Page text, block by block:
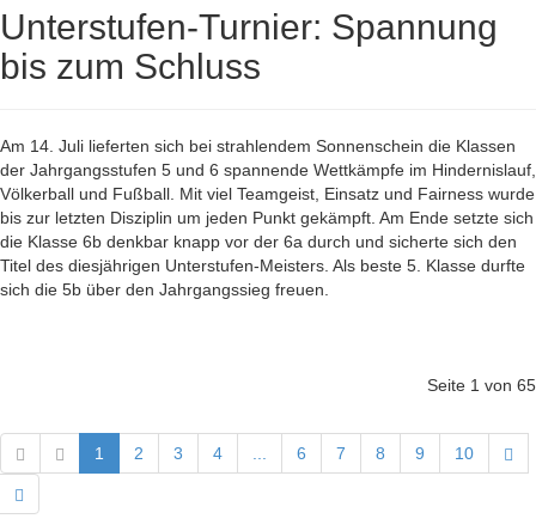
Unterstufen-Turnier: Spannung
bis zum Schluss
Am 14. Juli lieferten sich bei strahlendem Sonnenschein die Klassen
der Jahrgangsstufen 5 und 6 spannende Wettkämpfe im Hindernislauf,
Völkerball und Fußball. Mit viel Teamgeist, Einsatz und Fairness wurde
bis zur letzten Disziplin um jeden Punkt gekämpft. Am Ende setzte sich
die Klasse 6b denkbar knapp vor der 6a durch und sicherte sich den
Titel des diesjährigen Unterstufen-Meisters. Als beste 5. Klasse durfte
sich die 5b über den Jahrgangssieg freuen.
Seite 1 von 65
1 2 3 4 6 7 8 9 10